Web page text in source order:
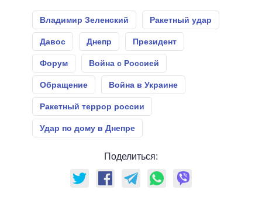
Владимир Зеленский Ракетный удар
Давос Днепр Президент
Форум Война с Россией
Обращение Война в Украине
Ракетный террор россии
Удар по дому в Днепре
Поделиться: